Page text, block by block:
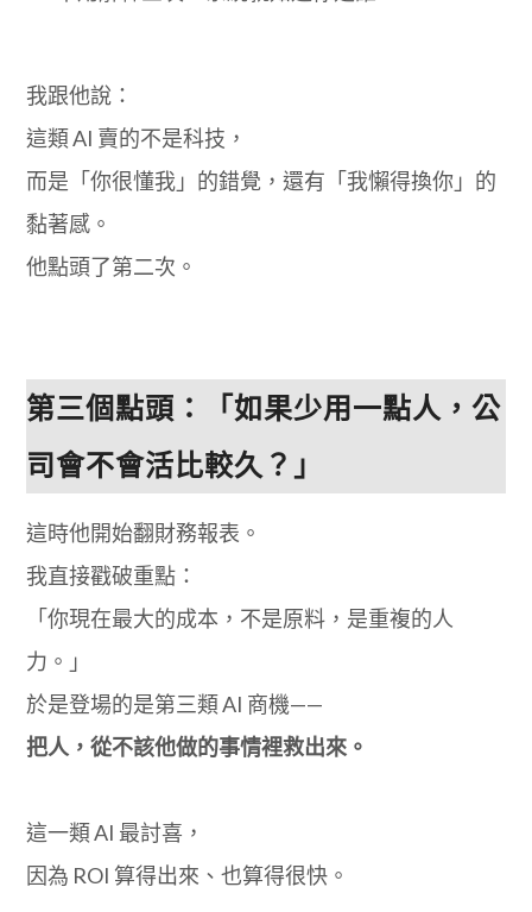
我跟他說：
這類 AI 賣的不是科技，
而是「你很懂我」的錯覺，還有「我懶得換你」的
黏著感。
他點頭了第二次。
第三個點頭：「如果少用一點人，公
司會不會活比較久？」
這時他開始翻財務報表。
我直接戳破重點：
「你現在最大的成本，不是原料，是重複的人
力。」
於是登場的是第三類 AI 商機——
把人，從不該他做的事情裡救出來。
這一類 AI 最討喜，
因為 ROI 算得出來、也算得很快。